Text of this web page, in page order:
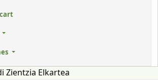
Zientzia Elkartea